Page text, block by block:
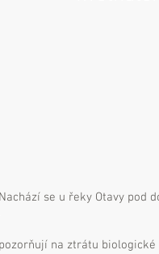
se u řeky Otavy
na ztrátu